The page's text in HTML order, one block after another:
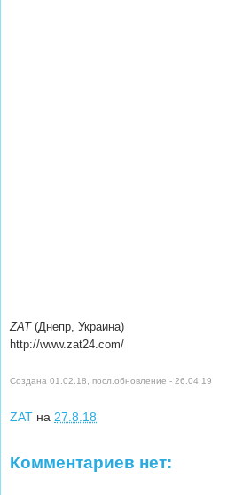
ZAT (Днепр, Украина)
http://www.zat24.com/
Создана 01.02.18, посл.обновление - 26.04.19
ZAT на 27.8.18
Комментариев нет: